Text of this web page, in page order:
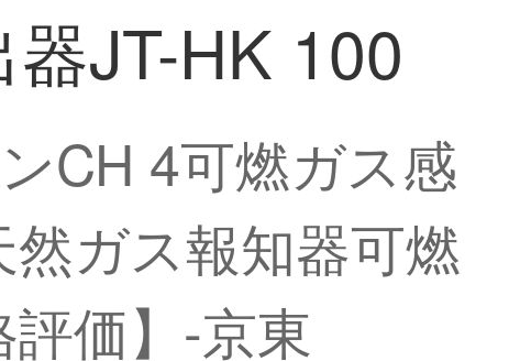
JT-HK 100
CH 4可燃ガス感
ガス報知器可燃
価】-京東